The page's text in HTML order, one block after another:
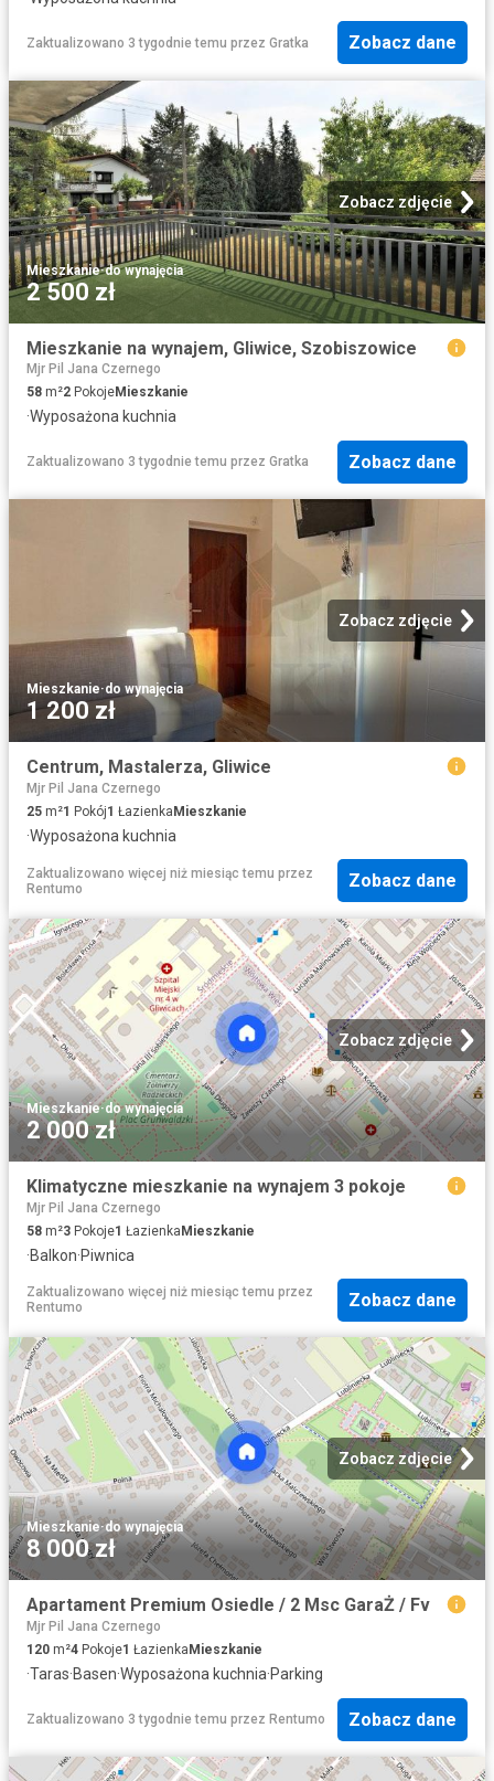
Zaktualizowano 3 tygodnie temu przez Gratka Zobacz dane
Zobacz zdjęcie
Mieszkanie·do wynajęcia
2 500 zł
Mieszkanie na wynajem, Gliwice, Szobiszowice
Mjr Pil Jana Czernego
58 m²2 PokojeMieszkanie
·Wyposażona kuchnia
Zaktualizowano 3 tygodnie temu przez Gratka Zobacz dane
Zobacz zdjęcie
Mieszkanie·do wynajęcia
1 200 zł
Centrum, Mastalerza, Gliwice
Mjr Pil Jana Czernego
25 m²1 Pokój1 Łazienka Mieszkanie
·Wyposażona kuchnia
Zaktualizowano więcej niż miesiąc temu przez
Rentumo
Zobacz dane
Zobacz zdjęcie
Mieszkanie·do wynajęcia
2 000 zł
Klimatyczne mieszkanie na wynajem 3 pokoje
Mjr Pil Jana Czernego
58 m²3 Pokoje1 ŁazienkaMieszkanie
·Balkon·Piwnica
Zaktualizowano więcej niż miesiąc temu przez
Rentumo
Zobacz dane
Zobacz zdjęcie
Mieszkanie·do wynajęcia
8 000 zł
Apartament Premium Osiedle / 2 Msc GaraŻ / Fv
Mjr Pil Jana Czernego
120 m²4 Pokoje1 Łazienka Mieszkanie
·Taras·Basen·Wyposażona kuchnia·Parking
Zaktualizowano 3 tygodnie temu przez Rentumo Zobacz dane